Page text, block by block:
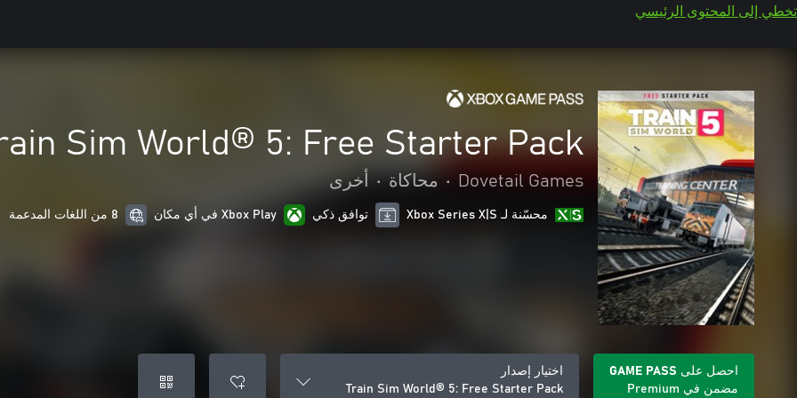
تخطي إلى المحتوى الرئيسي
Sim World® 5: Free Starter Pack
Dovetail Games
• محاكاة • أخرى
محسّنة لـ Xbox Series X|S توافق ذكي Xbox Play في أي مكان 8 من اللغات المدعمة
احصل على GAME PASS
مضمن في Premium
اختيار إصدار
Train Sim World® 5: Free Starter Pack